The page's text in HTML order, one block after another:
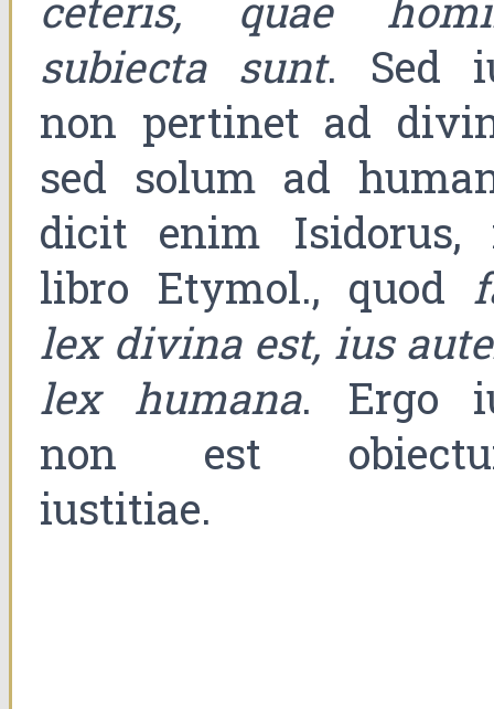
ceteris, quae
subiecta sunt. Sed
non pertinet ad
sed solum ad
dicit enim Isidorus,
libro Etymol., quod
lex divina est, ius
lex humana. Ergo
non est
iustitiae.